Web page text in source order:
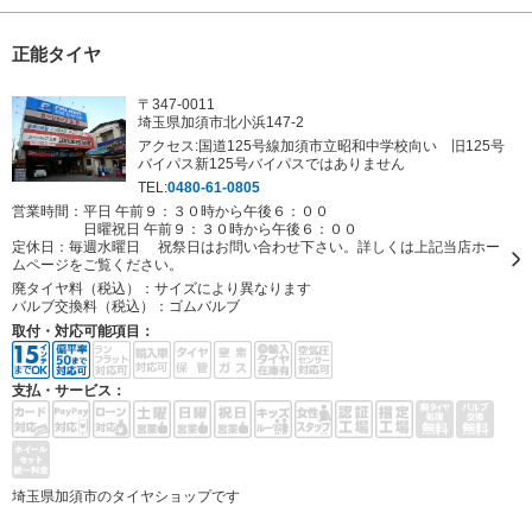
正能タイヤ
〒347-0011
埼玉県加須市北小浜147-2
アクセス:国道125号線加須市立昭和中学校向い 旧125号
バイパス新125号バイパスではありません
TEL:0480-61-0805
営業時間：平日 午前９：３０時から午後６：００
日曜祝日 午前９：３０時から午後６：００
定休日： 毎週水曜日 祝祭日はお問い合わせ下さい。詳しくは上記当店ホー
ムページをご覧ください。
廃タイヤ料（税込）： サイズにより異なります
バルブ交換料（税込）： ゴムバルブ
取付・対応可能項目：
支払・サービス：
埼玉県加須市のタイヤショップです